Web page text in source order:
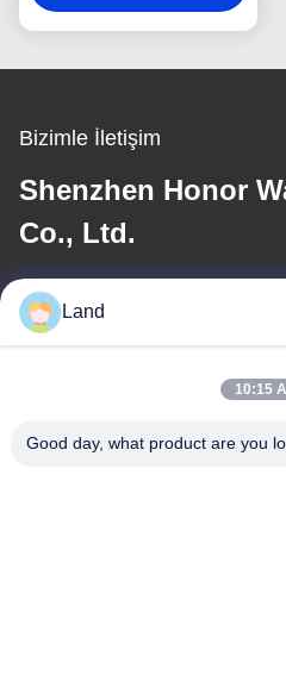
Bizimle İletişim
Shenzhen Honor
Co., Ltd.
E-posta
land@szhw-tech.com
Adresimiz
Land
10:15
Good day, what product are you